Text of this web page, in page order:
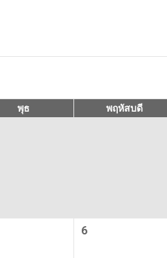
พุธ พฤหัสบดี
6
าษาอังกฤษจะคอยดูแลตลอดการทัวร์